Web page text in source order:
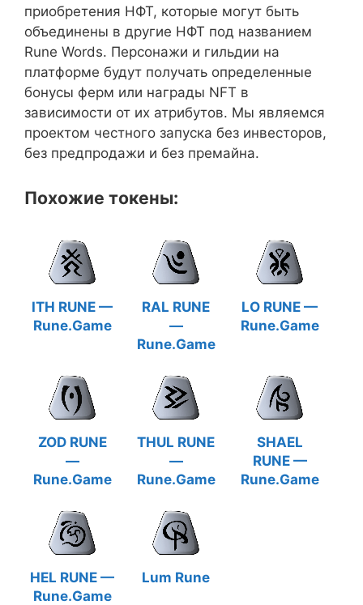
приобретения НФТ, которые могут быть
объединены в другие НФТ под названием
Rune Words. Персонажи и гильдии на
платформе будут получать определенные
бонусы ферм или награды NFT в
зависимости от их атрибутов. Мы являемся
проектом честного запуска без инвесторов,
без предпродажи и без премайна.
Похожие токены:
ITH RUNE —
Rune.Game
RAL RUNE
—
Rune.Game
LO RUNE —
Rune.Game
ZOD RUNE
—
Rune.Game
THUL RUNE
—
Rune.Game
SHAEL
RUNE —
Rune.Game
HEL RUNE —
Rune.Game
Lum Rune